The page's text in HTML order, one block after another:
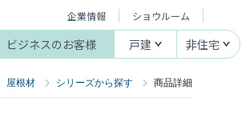
企業情報 ショウルーム
ビジネスのお客様 戸建 非住宅
屋根材 シリーズから探す 商品詳細